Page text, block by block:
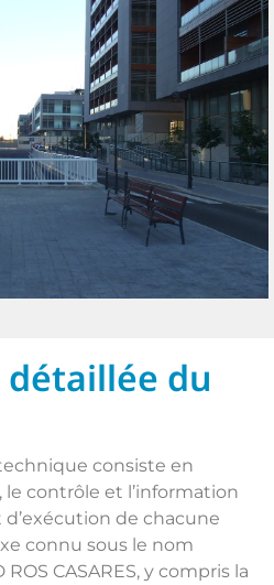
du
consiste en
le contrôle et l’information
de chacune
connu sous le nom
CASARES, y compris la